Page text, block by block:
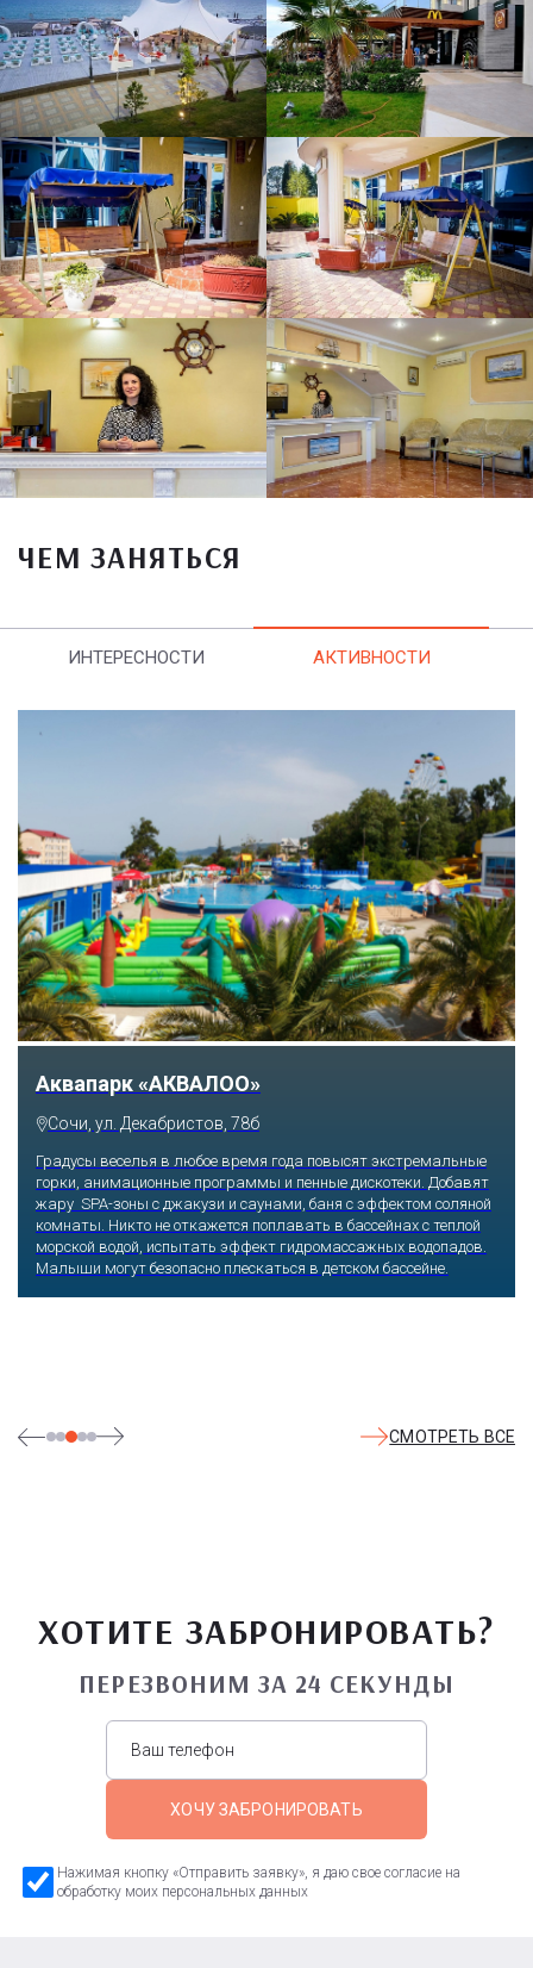
ЧЕМ ЗАНЯТЬСЯ
ИНТЕРЕСНОСТИ АКТИВНОСТИ
Тематический парк развлечений «Сочи
Парк»
Сочи, Олимпийский проспект, 21
Оказавшись здесь, словно попадаешь в сказку: встречаешь
любимых героев русского фольклора, получаешь возможность
сколько душе угодно кататься на аттракционах европейского
уровня. Гости участвуют в увлекательных квестах и творческих
СМОТРЕТЬ ВСЕ
ХОТИТЕ ЗАБРОНИРОВАТЬ?
ПЕРЕЗВОНИМ ЗА 24 СЕКУНДЫ
ХОЧУ ЗАБРОНИРОВАТЬ
Нажимая кнопку «Отправить заявку», я даю свое согласие на
обработку моих персональных данных